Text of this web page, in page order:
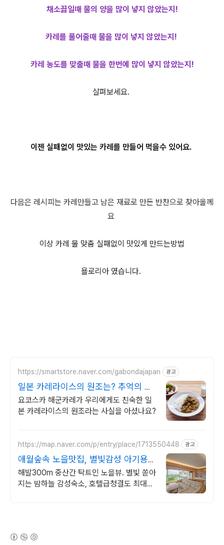
채소끓일때 물의 양을 많이 넣지 않았는지!
카레를 풀어줄때 물을 많이 넣지 않았는지!
카레 농도를 맞출때 물을 한번에 많이 넣지 않았는지!
살펴보세요.
이젠 실패없이 맛있는 카레를 만들어 먹을수 있어요.
다음은 레시피는 카레만들고 남은 재료로 만든 반찬으로 찾아올께
요
이상 카레 물 맞춤 실패없이 맛있게 만드는방법
욜로리아 였습니다.
https://smartstore.naver.com/gabondajapan 광고
일본 카레라이스의 원조는? 추억의 카
레라이스
요코스카 해군카레가 우리에게도 친숙한 일
본 카레라이스의 원조라는 사실을 아셨나요?
https://map.naver.com/p/entry/place/1713550448 광고
애월숲속 노을맛집, 별빛감성 아기용품
완벽구비, 대가족
해발300m 중산간 탁트인 노을뷰. 별빛 쏟아
지는 밤하늘 감성숙소, 호텔급청결도 최대